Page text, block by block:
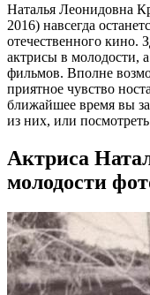
Наталья Леонидовна
2016) навсегда
отечественного кино.
актрисы в молодости,
фильмов. Вполне
приятное чувство
ближайшее время вы
из них, или
Актриса
молодости